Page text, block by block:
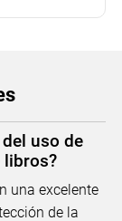
uso de
libros?
una excelente
de la